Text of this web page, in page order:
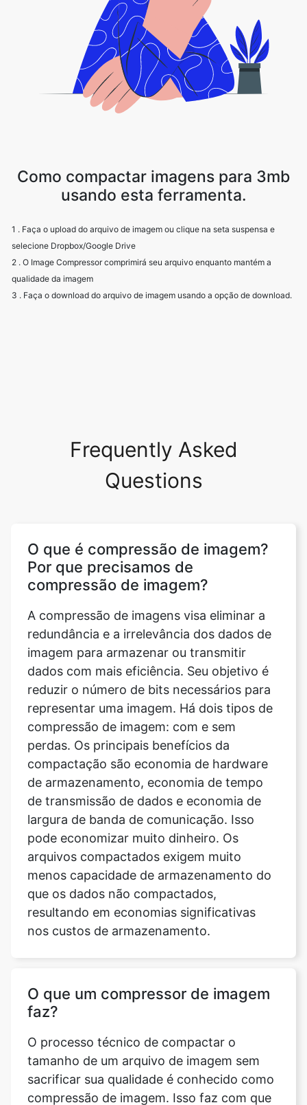
1 . Faça o upload do arquivo de imagem ou clique na seta suspensa e
selecione Dropbox/Google Drive
qualidade da imagem
3 . Faça o download do arquivo de imagem usando a opção de download.
O que é compressão de imagem?
A compressão de imagens visa eliminar a
redundância e a irrelevância dos dados de
dados com mais eficiência. Seu objetivo é
reduzir o número de bits necessários para
representar uma imagem. Há dois tipos de
compressão de imagem: com e sem
perdas. Os principais benefícios da
compactação são economia de hardware
de armazenamento, economia de tempo
de transmissão de dados e economia de
largura de banda de comunicação. Isso
pode economizar muito dinheiro. Os
arquivos compactados exigem muito
menos capacidade de armazenamento do
que os dados não compactados,
resultando em economias significativas
nos custos de armazenamento.
O que um compressor de imagem
O processo técnico de compactar o
tamanho de um arquivo de imagem sem
compressão de imagem. Isso faz com que
a imagem digital mantenha sua aparência e
qualidades físicas, mas em um tamanho
significativamente menor, o que ocupa